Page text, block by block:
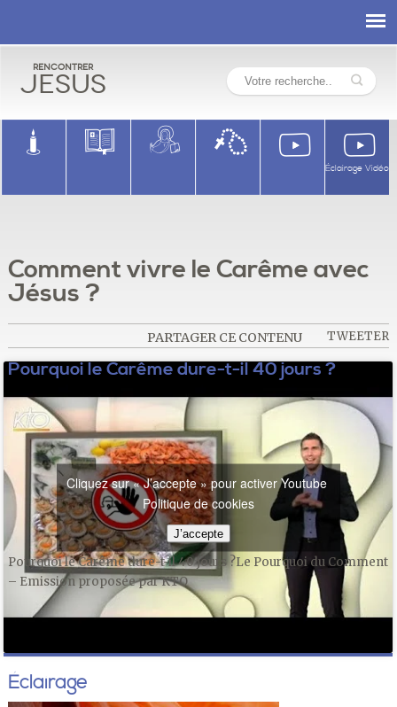
Rencontrer
Jesus
Éclairage Vidéo
Comment vivre le Carême avec
Jésus ?
PARTAGER CE CONTENU TWEETER
Pourquoi le Carême dure-t-il 40 jours ?
Pourquoi le Carême dure-t-il 40 jours ?Le Pourquoi du Comment
– Emission proposée par KTO
Cliquez sur « J’accepte » pour activer Youtube
Politique de cookies
J’accepte
Éclairage